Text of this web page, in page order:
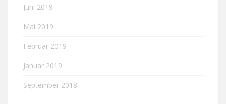
Juni 2019
Mai 2019
Februar 2019
Januar 2019
September 2018